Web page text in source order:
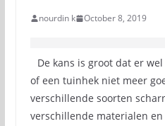
nourdin k October 8, 2019
De kans is groot dat er
of een tuinhek niet meer
verschillende soorten
verschillende materialen